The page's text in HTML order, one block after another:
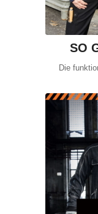
SO
Die